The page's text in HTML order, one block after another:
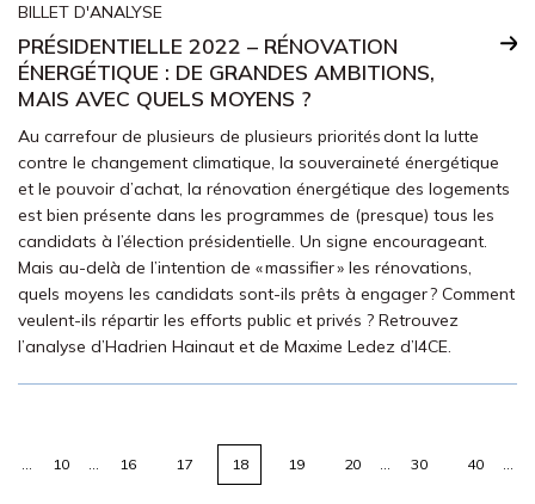
BILLET D'ANALYSE
PRÉSIDENTIELLE 2022 – RÉNOVATION
ÉNERGÉTIQUE : DE GRANDES AMBITIONS,
MAIS AVEC QUELS MOYENS ?
Au carrefour de plusieurs de plusieurs priorités dont la lutte
contre le changement climatique, la souveraineté énergétique
et le pouvoir d’achat, la rénovation énergétique des logements
est bien présente dans les programmes de (presque) tous les
candidats à l’élection présidentielle. Un signe encourageant.
Mais au-delà de l’intention de « massifier » les rénovations,
quels moyens les candidats sont-ils prêts à engager ? Comment
veulent-ils répartir les efforts public et privés ? Retrouvez
l’analyse d’Hadrien Hainaut et de Maxime Ledez d’I4CE.
… 10 … 16 17 18 19 20 … 30 40 …